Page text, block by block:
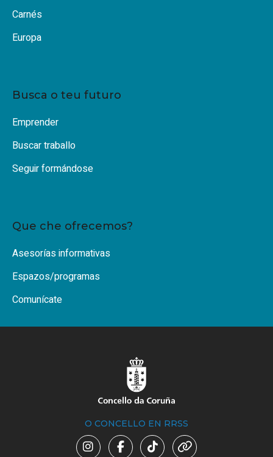
Carnés
Europa
Busca o teu futuro
Emprender
Buscar traballo
Seguir formándose
Que che ofrecemos?
Asesorías informativas
Espazos/programas
Comunícate
O CONCELLO EN RRSS